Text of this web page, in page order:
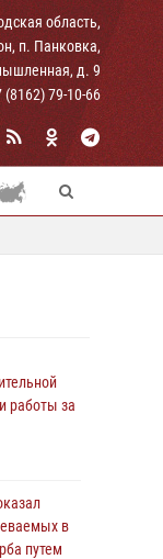
область,
п. Панковка,
д. 9
(8162) 79-10-66
работы за
в
путем